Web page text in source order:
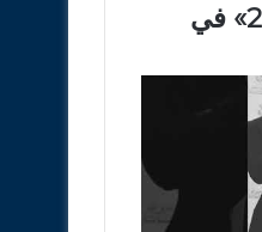
فوق قمة «كانغ ياتسي 2» في